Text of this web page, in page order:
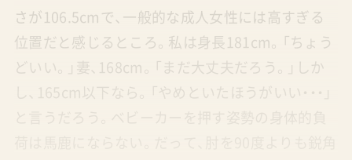
さが106.5cmで、一般的な成人女性には高すぎる
位置だと感じるところ。私は身長181cm。「ちょう
どいい。」妻、168cm。「まだ大丈夫だろう。」しか